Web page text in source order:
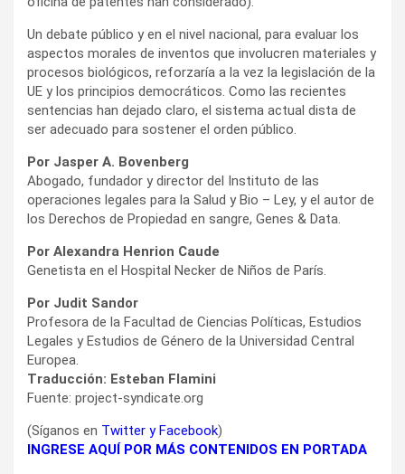
Un debate público y en el nivel nacional, para evaluar los
aspectos morales de inventos que involucren materiales y
procesos biológicos, reforzaría a la vez la legislación de la
UE y los principios democráticos. Como las recientes
sentencias han dejado claro, el sistema actual dista de
ser adecuado para sostener el orden público.
Por Jasper A. Bovenberg
Abogado, fundador y director del Instituto de las
operaciones legales para la Salud y Bio – Ley, y el autor de
los Derechos de Propiedad en sangre, Genes & Data.
Por Alexandra Henrion Caude
Genetista en el Hospital Necker de Niños de París.
Por Judit Sandor
Profesora de la Facultad de Ciencias Políticas, Estudios
Legales y Estudios de Género de la Universidad Central
Europea.
Traducción: Esteban Flamini
Fuente: project-syndicate.org
(Síganos en Twitter yFacebook)
INGRESE AQUÍ POR MÁS CONTENIDOS EN PORTADA